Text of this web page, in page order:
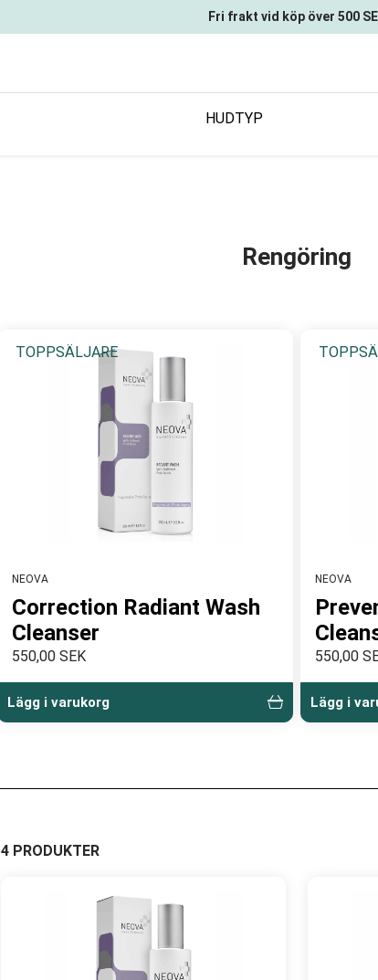
Fri frakt vid köp över 500
HUDTYP
Rengöring
TOPPSÄLJARE
NEOVA
Correction Radiant Wash
Cleanser
550,00 SEK
Lägg i varukorg
NEOVA
550,00
Lägg i
4 PRODUKTER